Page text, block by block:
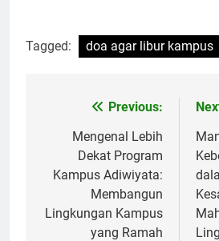
Tagged: doa agar libur kampus
navigation
Previous:
Mengenal Lebih
Dekat Program
Kampus Adiwiyata:
Membangun
Lingkungan Kampus
yang Ramah